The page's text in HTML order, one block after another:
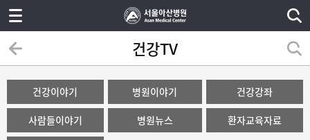
건강TV
건강이야기 병원이야기 건강강좌
사람들이야기 병원뉴스 환자교육자료